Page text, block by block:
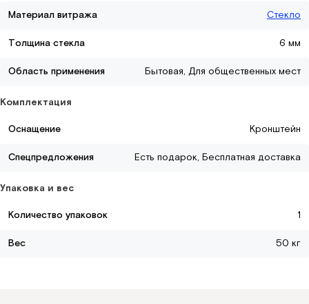
Материал витража Стекло
Толщина стекла 6 мм
Область применения Бытовая, Для общественных мест
Комплектация
Оснащение Кронштейн
Спецпредложения Есть подарок, Бесплатная доставка
Упаковка и вес
Количество упаковок 1
Вес 50 кг